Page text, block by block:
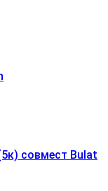
совмест Bulat